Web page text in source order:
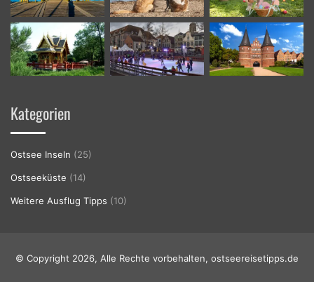
Kategorien
Ostsee Inseln (25)
Ostseeküste (14)
Weitere Ausflug Tipps (10)
© Copyright 2026, Alle Rechte vorbehalten, ostseereisetipps.de